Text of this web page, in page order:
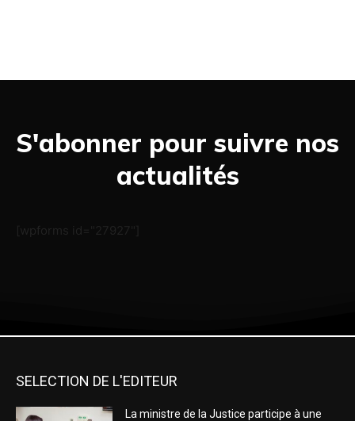
S'abonner pour suivre nos
actualités
[wpforms id="27927"]
SELECTION DE L'EDITEUR
La ministre de la Justice participe à une